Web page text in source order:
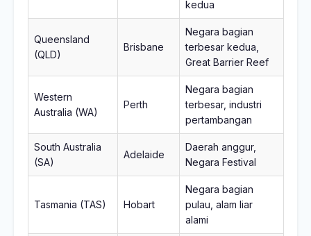
kedua
Queensland
(QLD)
Brisbane
Negara bagian
terbesar kedua,
Great Barrier Reef
Western
Australia (WA)
Perth
Negara bagian
terbesar, industri
pertambangan
South Australia
(SA)
Adelaide
Daerah anggur,
Negara Festival
Tasmania (TAS) Hobart
Negara bagian
pulau, alam liar
alami